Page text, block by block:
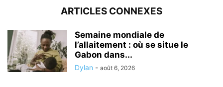
ARTICLES CONNEXES
Semaine mondiale de
l’allaitement : où se situe le
Gabon dans...
Dylan - août 6, 2026